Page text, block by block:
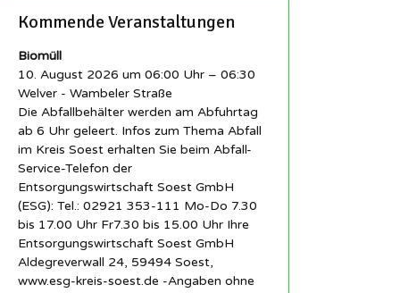
Kommende Veranstaltungen
Biomüll
10. August 2026 um 06:00 Uhr – 06:30
Welver - Wambeler Straße
Die Abfallbehälter werden am Abfuhrtag
ab 6 Uhr geleert. Infos zum Thema Abfall
im Kreis Soest erhalten Sie beim Abfall-
Service-Telefon der
Entsorgungswirtschaft Soest GmbH
(ESG): Tel.: 02921 353-111 Mo-Do 7.30
bis 17.00 Uhr Fr7.30 bis 15.00 Uhr Ihre
Entsorgungswirtschaft Soest GmbH
Aldegreverwall 24, 59494 Soest,
www.esg-kreis-soest.de -Angaben ohne